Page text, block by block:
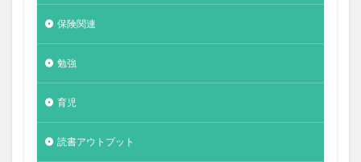
保険関連
勉強
育児
読書アウトプット